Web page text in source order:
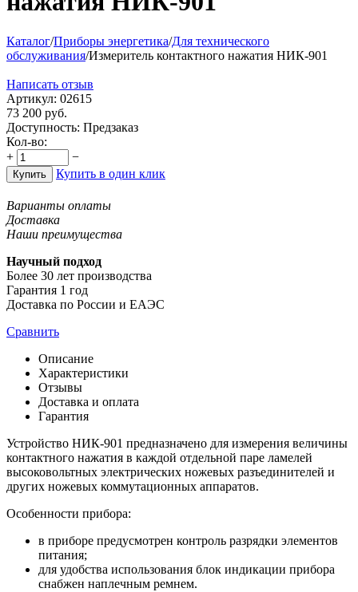
Каталог/Приборы энергетика/Для технического
обслуживания/Измеритель контактного нажатия НИК-901
Написать отзыв
Артикул: 02615
73 200 руб.
Доступность: Предзаказ
Кол-во:
+
−
Купить Купить в один клик
Варианты оплаты
Доставка
Наши преимущества
Научный подход
Более 30 лет производства
Гарантия 1 год
Доставка по России и ЕАЭС
Сравнить
Описание
Характеристики
Отзывы
Доставка и оплата
Гарантия
Устройство НИК-901 предназначено для измерения величины
контактного нажатия в каждой отдельной паре ламелей
высоковольтных электрических ножевых разъединителей и
других ножевых коммутационных аппаратов.
Особенности прибора:
в приборе предусмотрен контроль разрядки элементов
питания;
для удобства использования блок индикации прибора
снабжен наплечным ремнем.